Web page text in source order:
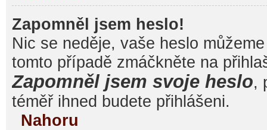
Zapomněl jsem heslo!
Nic se neděje, vaše heslo
tomto případě zmáčkněte na
Zapomněl jsem svoje heslo,
téměř ihned budete přihlášeni.
Nahoru